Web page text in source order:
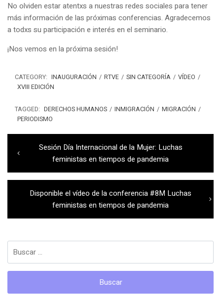
No olviden estar atentxs a nuestras redes sociales para tener
más información de las próximas conferencias. Agradecemos
a todxs su participación e interés en el seminario.
¡Nos vemos en la próxima sesión!
CATEGORY: INAUGURACIÓN / RTVE / SIN CATEGORÍA / VÍDEO /
XVIII EDICIÓN
TAGGED: DERECHOS HUMANOS / INMIGRACIÓN / MIGRACIÓN /
PERIODISMO
Navegación
de
entradas
Previous
post:
Sesión Día Internacional de la Mujer: Luchas
feministas en tiempos de pandemia
Next
Disponible el vídeo de la conferencia #8M Luchas
feministas en tiempos de pandemia